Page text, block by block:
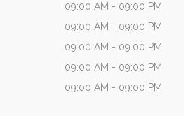
09:00 AM - 09:00 PM
09:00 AM - 09:00 PM
09:00 AM - 09:00 PM
09:00 AM - 09:00 PM
09:00 AM - 09:00 PM